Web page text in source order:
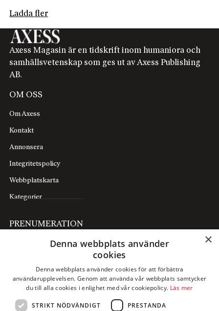
Ladda fler
Axess Magasin är en tidskrift inom humaniora och
samhällsvetenskap som ges ut av Axess Publishing
AB.
OM OSS
Om Axess
Kontakt
Annonsera
Integritetspolicy
Webbplatskarta
Kategorier
PRENUMERATION
FÖLJ OSS
Facebook
×
Denna webbplats använder
cookies
Denna webbplats använder cookies för att förbättra
användarupplevelsen. Genom att använda vår webbplats samtycker
du till alla cookies i enlighet med vår cookiepolicy. Läs mer
STRIKT NÖDVÄNDIGT PRESTANDA